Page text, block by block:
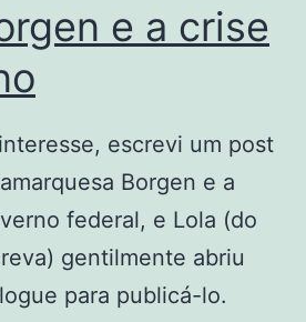
e a crise
escrevi um post
Borgen e a
federal, e Lola (do
gentilmente abriu
para publicá-lo.